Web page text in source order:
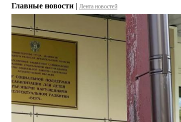
Главные новости | Лента новостей